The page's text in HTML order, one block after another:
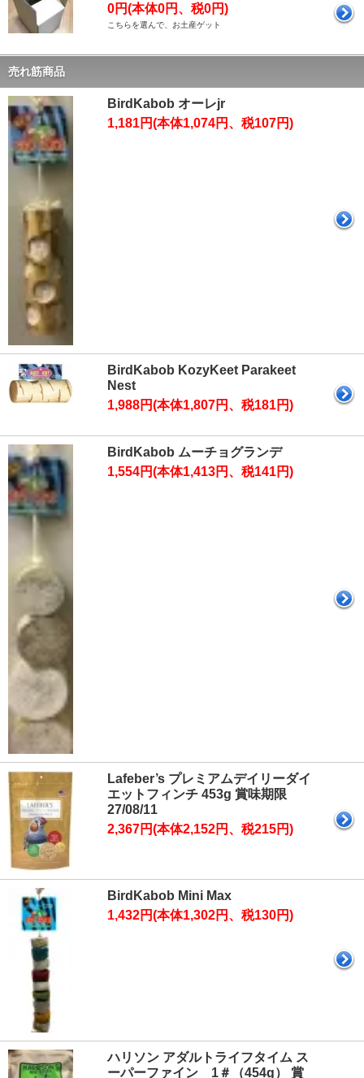
0円(本体0円、税0円)
こちらを選んで、お土産ゲット
売れ筋商品
BirdKabob オーレjr
1,181円(本体1,074円、税107円)
BirdKabob KozyKeet Parakeet
Nest
1,988円(本体1,807円、税181円)
BirdKabob ムーチョグランデ
1,554円(本体1,413円、税141円)
Lafeber’s プレミアムデイリーダイ
エットフィンチ 453g 賞味期限
27/08/11
2,367円(本体2,152円、税215円)
BirdKabob Mini Max
1,432円(本体1,302円、税130円)
ハリソン アダルトライフタイム ス
ーパーファイン 1＃（454g） 賞